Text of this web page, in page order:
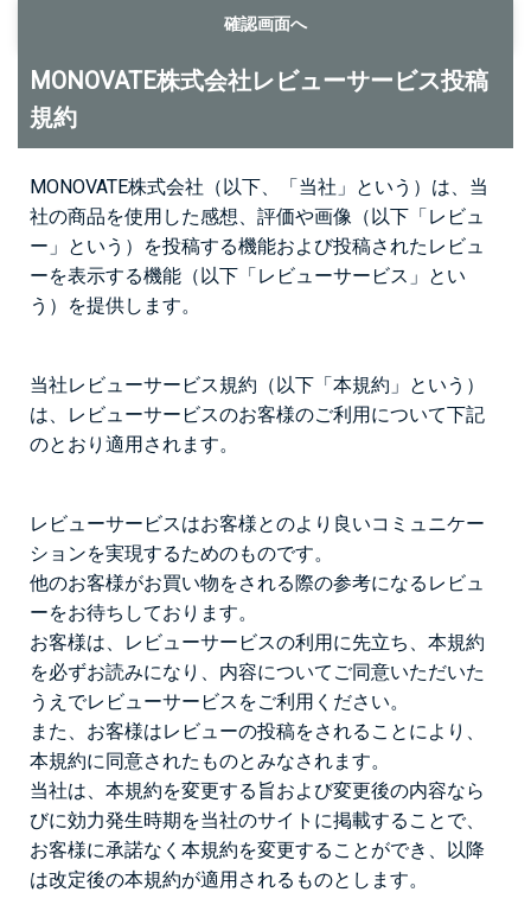
MONOVATE株式会社レビューサービス投稿
規約
MONOVATE株式会社（以下、「当社」という）は、当
社の商品を使用した感想、評価や画像（以下「レビュ
ー」という）を投稿する機能および投稿されたレビュ
ーを表示する機能（以下「レビューサービス」とい
う）を提供します。
当社レビューサービス規約（以下「本規約」という）
は、レビューサービスのお客様のご利用について下記
のとおり適用されます。
レビューサービスはお客様とのより良いコミュニケー
ションを実現するためのものです。
他のお客様がお買い物をされる際の参考になるレビュ
ーをお待ちしております。
お客様は、レビューサービスの利用に先立ち、本規約
を必ずお読みになり、内容についてご同意いただいた
うえでレビューサービスをご利用ください。
また、お客様はレビューの投稿をされることにより、
本規約に同意されたものとみなされます。
当社は、本規約を変更する旨および変更後の内容なら
びに効力発生時期を当社のサイトに掲載することで、
お客様に承諾なく本規約を変更することができ、以降
は改定後の本規約が適用されるものとします。